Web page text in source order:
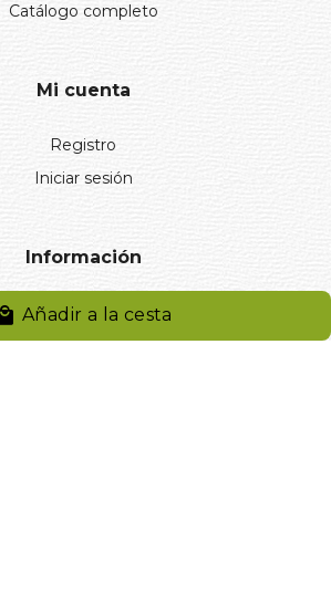
Añadir a la cesta
Catálogo completo
Mi cuenta
Registro
Iniciar sesión
Información
Aviso legal
Política de privacidad